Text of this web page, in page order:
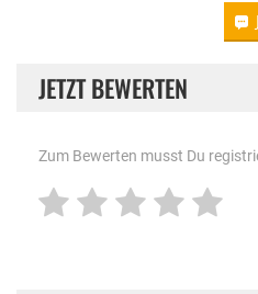
JETZT BEWERTEN
Zum Bewerten musst Du